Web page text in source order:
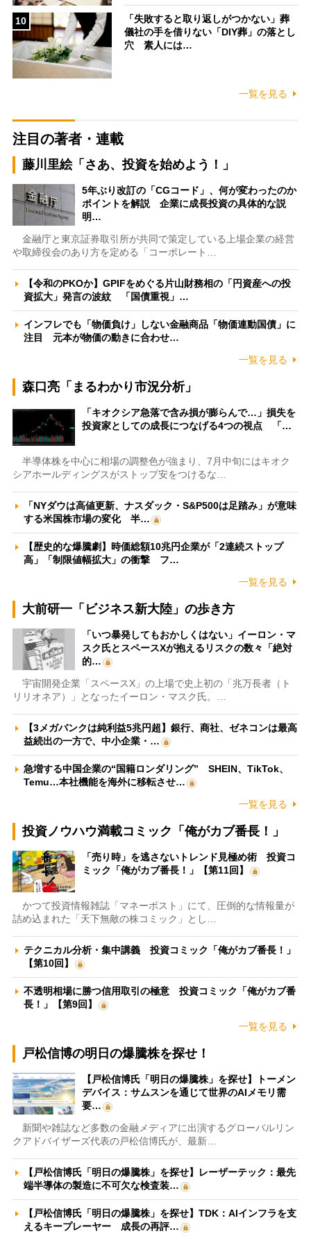
10
「失敗すると取り返しがつかない」葬
儀社の手を借りない「DIY葬」の落とし
穴 素人には…
一覧を見る
注目の著者・連載
藤川里絵「さあ、投資を始めよう！」
5年ぶり改訂の「CGコード」、何が変わったのか
ポイントを解説 企業に成長投資の具体的な説
明…
金融庁と東京証券取引所が共同で策定している上場企業の経営
や取締役会のあり方を定める「コーポレート…
【令和のPKOか】GPIFをめぐる片山財務相の「円資産への投
資拡大」発言の波紋 「国債重視」…
インフレでも「物価負け」しない金融商品「物価連動国債」に
注目 元本が物価の動きに合わせ…
一覧を見る
森口亮「まるわかり市況分析」
「キオクシア急落で含み損が膨らんで…」損失を
投資家としての成長につなげる4つの視点 「…
半導体株を中心に相場の調整色が強まり、7月中旬にはキオク
シアホールディングスがストップ安をつけるな…
「NYダウは高値更新、ナスダック・S&P500は足踏み」が意味
する米国株市場の変化 半…
【歴史的な爆騰劇】時価総額10兆円企業が「2連続ストップ
高」「制限値幅拡大」の衝撃 フ…
一覧を見る
大前研一「ビジネス新大陸」の歩き方
「いつ暴発してもおかしくはない」イーロン・マ
スク氏とスペースXが抱えるリスクの数々「絶対
的…
宇宙開発企業「スペースX」の上場で史上初の「兆万長者（ト
リリオネア）」となったイーロン・マスク氏。…
【3メガバンクは純利益5兆円超】銀行、商社、ゼネコンは最高
益続出の一方で、中小企業・…
急増する中国企業の“国籍ロンダリング” SHEIN、TikTok、
Temu…本社機能を海外に移転させ…
一覧を見る
投資ノウハウ満載コミック「俺がカブ番長！」
「売り時」を逃さないトレンド見極め術 投資コ
ミック「俺がカブ番長！」【第11回】
かつて投資情報雑誌「マネーポスト」にて、圧倒的な情報量が
詰め込まれた「天下無敵の株コミック」とし…
テクニカル分析・集中講義 投資コミック「俺がカブ番長！」
【第10回】
不透明相場に勝つ信用取引の極意 投資コミック「俺がカブ番
長！」【第9回】
一覧を見る
戸松信博の明日の爆騰株を探せ！
【戸松信博氏「明日の爆騰株」を探せ】トーメン
デバイス：サムスンを通じて世界のAIメモリ需
要…
新聞や雑誌など多数の金融メディアに出演するグローバルリン
クアドバイザーズ代表の戸松信博氏が、最新…
【戸松信博氏「明日の爆騰株」を探せ】レーザーテック：最先
端半導体の製造に不可欠な検査装…
【戸松信博氏「明日の爆騰株」を探せ】TDK：AIインフラを支
えるキープレーヤー 成長の再評…